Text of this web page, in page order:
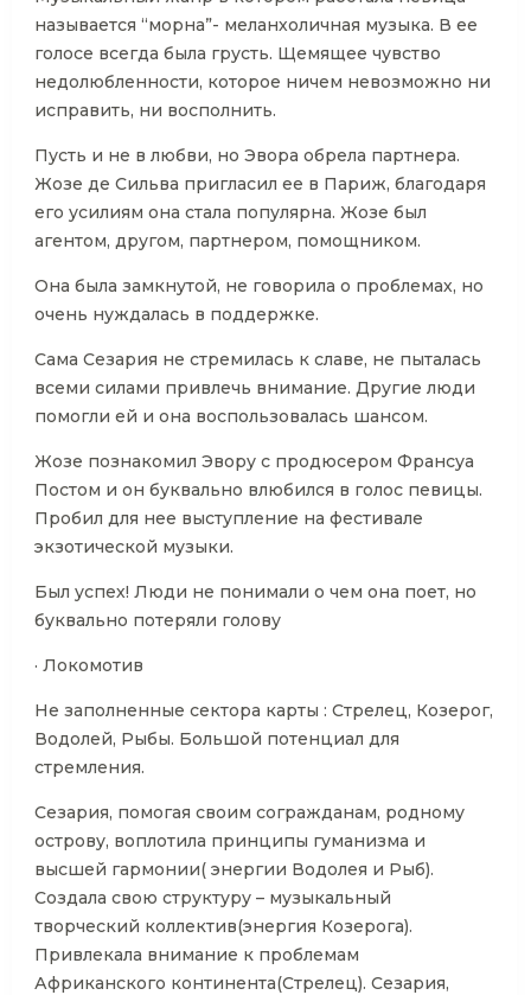
называется “морна”- меланхоличная музыка. В ее
голосе всегда была грусть. Щемящее чувство
недолюбленности, которое ничем невозможно ни
исправить, ни восполнить.
Пусть и не в любви, но Эвора обрела партнера.
Жозе де Сильва пригласил ее в Париж, благодаря
его усилиям она стала популярна. Жозе был
агентом, другом, партнером, помощником.
Она была замкнутой, не говорила о проблемах, но
очень нуждалась в поддержке.
Сама Сезария не стремилась к славе, не пыталась
всеми силами привлечь внимание. Другие люди
помогли ей и она воспользовалась шансом.
Жозе познакомил Эвору с продюсером Франсуа
Постом и он буквально влюбился в голос певицы.
Пробил для нее выступление на фестивале
экзотической музыки.
Был успех! Люди не понимали о чем она поет, но
буквально потеряли голову
· Локомотив
Не заполненные сектора карты : Стрелец, Козерог,
Водолей, Рыбы. Большой потенциал для
стремления.
Сезария, помогая своим согражданам, родному
острову, воплотила принципы гуманизма и
высшей гармонии( энергии Водолея и Рыб).
Создала свою структуру – музыкальный
творческий коллектив(энергия Козерога).
Привлекала внимание к проблемам
Африканского континента(Стрелец). Сезария,